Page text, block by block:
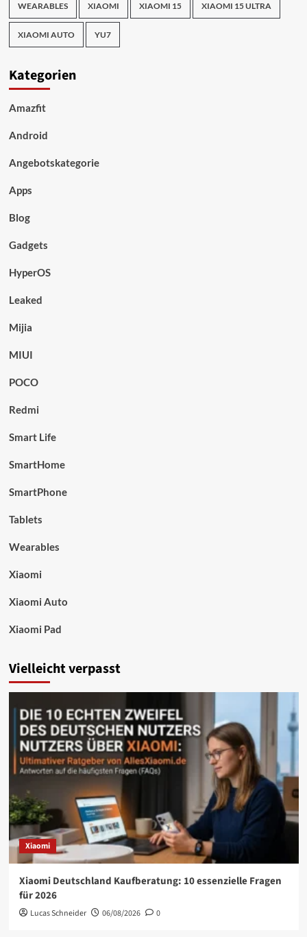
WEARABLES XIAOMI XIAOMI 15 XIAOMI 15 ULTRA
XIAOMI AUTO YU7
Kategorien
Amazfit
Android
Angebotskategorie
Apps
Blog
Gadgets
HyperOS
Leaked
Mijia
MIUI
POCO
Redmi
Smart Life
SmartHome
SmartPhone
Tablets
Wearables
Xiaomi
Xiaomi Auto
Xiaomi Pad
Vielleicht verpasst
Xiaomi
Xiaomi Deutschland Kaufberatung: 10 essenzielle Fragen
für 2026
Lucas Schneider 06/08/2026 0